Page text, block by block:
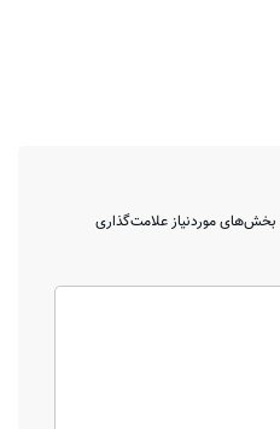
بخش‌های موردنیاز علامت‌گذاری